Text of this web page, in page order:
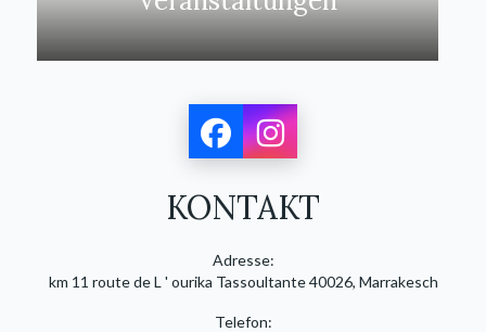
KONTAKT
Adresse:
km 11 route de L ' ourika Tassoultante 40026, Marrakesch
Telefon: